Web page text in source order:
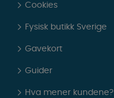
Cookies
Fysisk butikk Sverige
Gavekort
Guider
Hva mener kundene?